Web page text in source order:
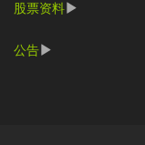
股票资料
公告